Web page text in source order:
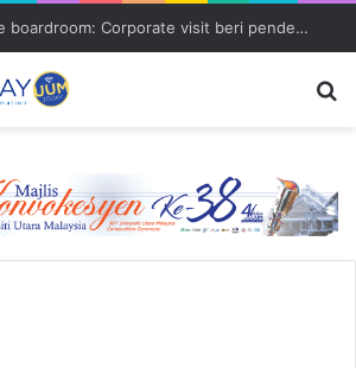
BGS beyond the boardroom: Corporate visit beri pendedahan dunia korporat kepada PELAJAR UUM